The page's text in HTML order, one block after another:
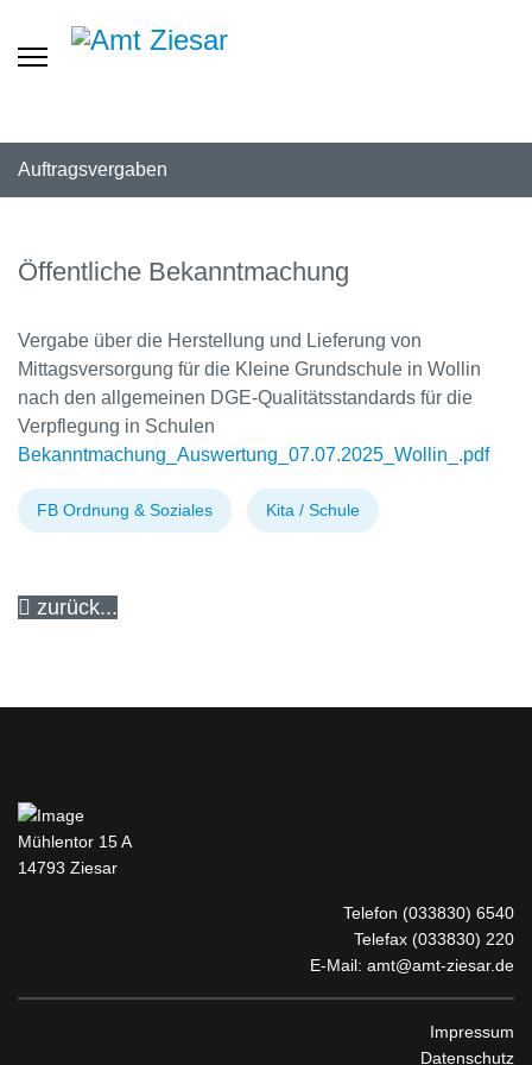
Auftragsvergaben
Öffentliche Bekanntmachung
Vergabe über die Herstellung und Lieferung von
Mittagsversorgung für die Kleine Grundschule in Wollin
nach den allgemeinen DGE-Qualitätsstandards für die
Verpflegung in Schulen
Bekanntmachung_Auswertung_07.07.2025_Wollin_.pdf
FB Ordnung & Soziales Kita / Schule
zurück...
Mühlentor 15 A
14793 Ziesar
Telefon (033830) 6540
Telefax (033830) 220
E-Mail: amt@amt-ziesar.de
Impressum
Datenschutz